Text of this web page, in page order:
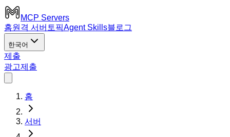
MCP Servers
홈원격 서버 토픽Agent Skills블로그
한국어
제출
광고제출
홈
서버